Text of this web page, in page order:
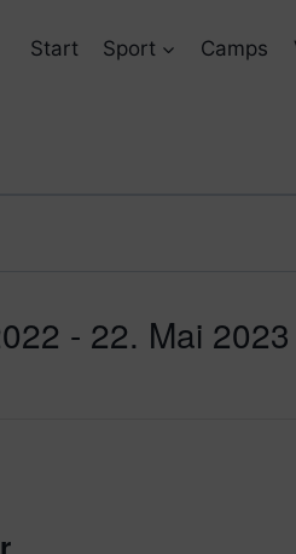
Start Sport Camps
- 22. Mai 2023